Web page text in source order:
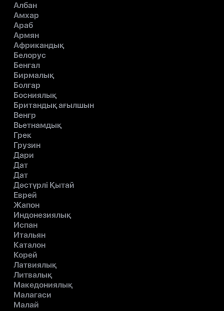
Албан
Амхар
Араб
Армян
Африкандық
Белорус
Бенгал
Бирмалық
Болгар
Босниялық
Британдық ағылшын
Венгр
Вьетнамдық
Грек
Грузин
Дари
Дат
Дат
Дәстүрлі Қытай
Еврей
Жапон
Индонезиялық
Испан
Итальян
Каталон
Корей
Латвиялық
Литвалық
Македониялық
Малагаси
Малай